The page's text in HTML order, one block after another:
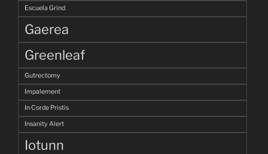
Escuela Grind
Gaerea
Greenleaf
Gutrectomy
Impalement
In Corde Pristis
Insanity Alert
Iotunn